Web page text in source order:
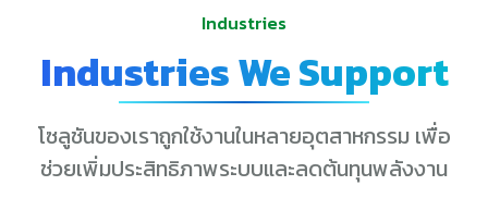
Industries
Industries We Support
โซลูชันของเราถูกใช้งานในหลายอุตสาหกรรม เพื่อ
ช่วยเพิ่มประสิทธิภาพระบบและลดต้นทุนพลังงาน